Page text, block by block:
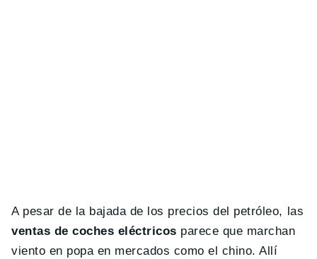
A pesar de la bajada de los precios del petróleo, las
ventas de coches eléctricos parece que marchan
viento en popa en mercados como el chino. Allí